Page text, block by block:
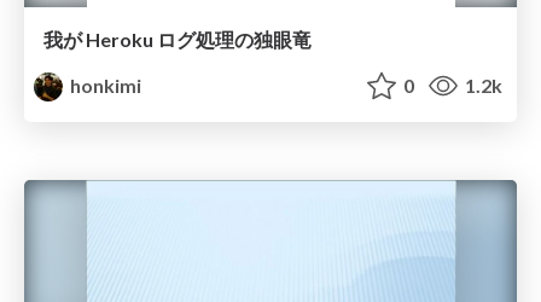
我が Heroku ログ処理の独眼竜
honkimi
0 1.2k